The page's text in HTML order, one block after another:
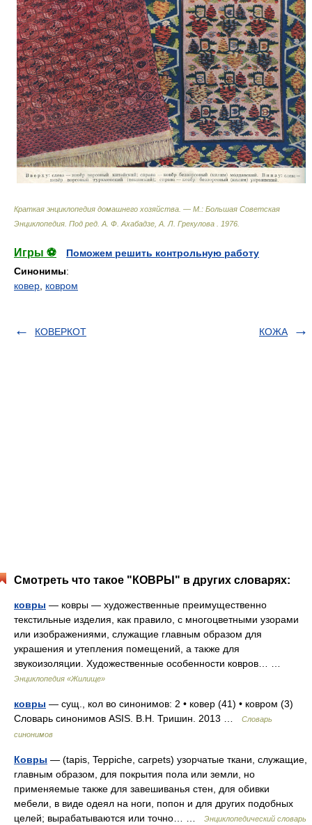
Краткая энциклопедия домашнего хозяйства. — М.: Большая Советская
Энциклопедия Под ред. А. Ф. Ахабадзе, А. Л. Грекулова 1976
Игры ⚽
Поможем решить контрольную работу
Синонимы:
ковер, ковром
КОВЕРКОТ КОЖА
Смотреть что такое "КОВРЫ" в других словарях:
ковры — ковры — художественные преимущественно
текстильные изделия, как правило, с многоцветными узорами
или изображениями, служащие главным образом для
украшения и утепления помещений, а также для
звукоизоляции. Художественные особенности ковров… …
Энциклопедия «Жилище»
ковры — сущ., кол во синонимов: 2 • ковер (41) • ковром (3)
Словарь синонимов ASIS. В.Н. Тришин. 2013 …
Словарь
синонимов
Ковры — (tapis, Teppiche, carpets) узорчатые ткани, служащие,
главным образом, для покрытия пола или земли, но
применяемые также для завешиванья стен, для обивки
мебели, в виде одеял на ноги, попон и для других подобных
целей; вырабатываются или точно… …
Энциклопедический словарь